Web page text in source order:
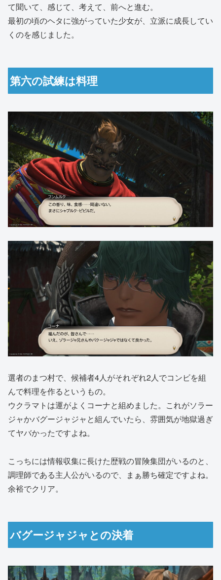
て聞いて、感じて、考えて、前へと進む。
最初の頃のヘタに強がっていた少女が、立派に成長してい
くのを感じました。
第六の試練は料理
選者のまつ村で、候補者4人がそれぞれ2人でコンビを組
んで料理を作るというもの。
ウクラマトは運がよくコーナと組めました。これがソラー
ジャかバグージャジャと組んでいたら、雰囲気が地獄過ぎ
てヤバかったですよね。
こっちには情報収集に長けた歴戦の冒険集団がいるのと、
調理師である主人公がいるので、まぁ勝ち確定ですよね。
余裕でクリア。
バグージャジャとの決着